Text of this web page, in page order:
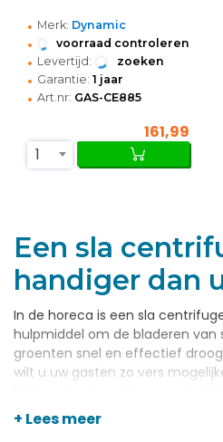
• Merk: Dynamic
• voorraad controleren
• Levertijd: zoeken
• Garantie: 1 jaar
• Art.nr: GAS-CE885
161,99
1
Een sla
handiger dan
In de horeca is een sla
hulpmiddel om de bladeren van
groenten snel en effectief
wilt u uw gasten zo vers
ze nog onder het zand zitten. U
en andere groenten daarom
+ Lees meer